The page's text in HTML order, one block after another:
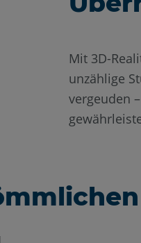
Mit 3D-
unzählige
vergeuden